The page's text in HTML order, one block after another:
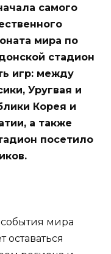
самого
мира по
стадион
игр: между
Уругвая и
Корея и
а также
посетило
события мира
оставаться